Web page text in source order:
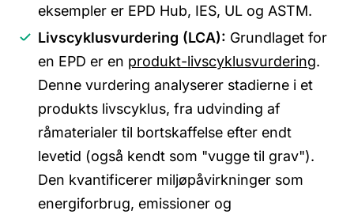
eksempler er EPD Hub, IES, UL og ASTM.
Livscyklusvurdering (LCA): Grundlaget for
en EPD er en produkt-livscyklusvurdering.
Denne vurdering analyserer stadierne i et
produkts livscyklus, fra udvinding af
råmaterialer til bortskaffelse efter endt
levetid (også kendt som "vugge til grav").
Den kvantificerer miljøpåvirkninger som
energiforbrug, emissioner og